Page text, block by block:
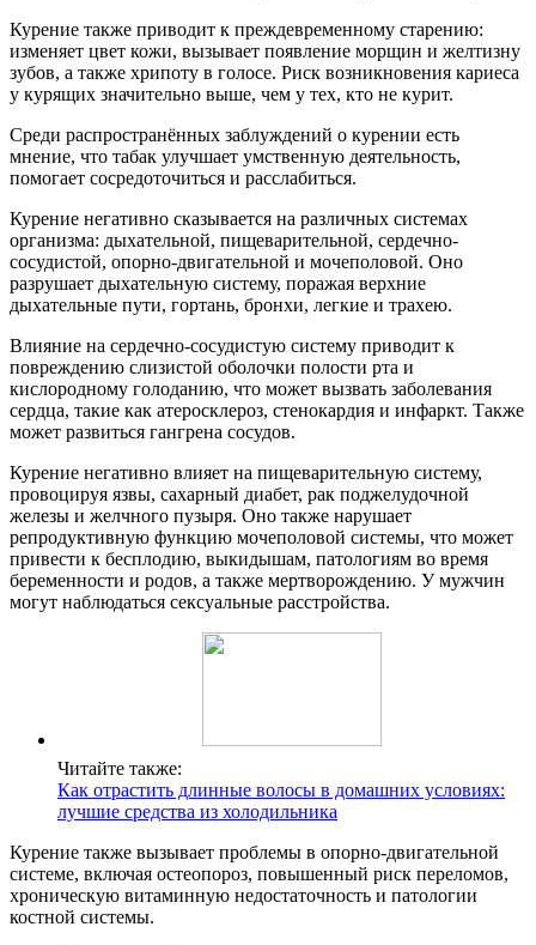
Курение также приводит к преждевременному старению:
изменяет цвет кожи, вызывает появление морщин и желтизну
зубов, а также хрипоту в голосе. Риск возникновения кариеса
у курящих значительно выше, чем у тех, кто не курит.
Среди распространённых заблуждений о курении есть
мнение, что табак улучшает умственную деятельность,
помогает сосредоточиться и расслабиться.
Курение негативно сказывается на различных системах
организма: дыхательной, пищеварительной, сердечно-
сосудистой, опорно-двигательной и мочеполовой. Оно
разрушает дыхательную систему, поражая верхние
дыхательные пути, гортань, бронхи, легкие и трахею.
Влияние на сердечно-сосудистую систему приводит к
повреждению слизистой оболочки полости рта и
кислородному голоданию, что может вызвать заболевания
сердца, такие как атеросклероз, стенокардия и инфаркт. Также
может развиться гангрена сосудов.
Курение негативно влияет на пищеварительную систему,
провоцируя язвы, сахарный диабет, рак поджелудочной
железы и желчного пузыря. Оно также нарушает
репродуктивную функцию мочеполовой системы, что может
привести к бесплодию, выкидышам, патологиям во время
беременности и родов, а также мертворождению. У мужчин
могут наблюдаться сексуальные расстройства.
Читайте также:
Как отрастить длинные волосы в домашних условиях:
лучшие средства из холодильника
Курение также вызывает проблемы в опорно-двигательной
системе, включая остеопороз, повышенный риск переломов,
хроническую витаминную недостаточность и патологии
костной системы.